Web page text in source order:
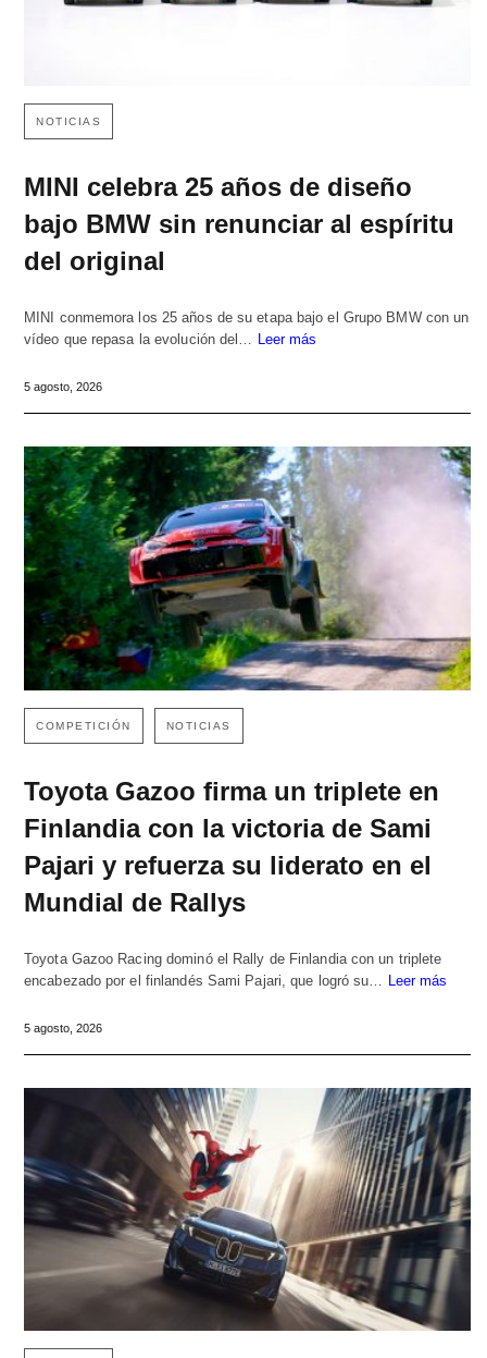
NOTICIAS
MINI celebra 25 años de diseño
bajo BMW sin renunciar al espíritu
del original
MINI conmemora los 25 años de su etapa bajo el Grupo BMW con un
vídeo que repasa la evolución del… Leer más
5 agosto, 2026
COMPETICIÓN NOTICIAS
Toyota Gazoo firma un triplete en
Finlandia con la victoria de Sami
Pajari y refuerza su liderato en el
Mundial de Rallys
Toyota Gazoo Racing dominó el Rally de Finlandia con un triplete
encabezado por el finlandés Sami Pajari, que logró su… Leer más
5 agosto, 2026